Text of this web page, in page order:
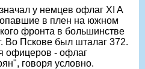
у немцев офлаг XI A
в плен на южном
фронта в большинстве
Во Пскове был шталаг 372.
офицеров - офлаг
говоря условно.